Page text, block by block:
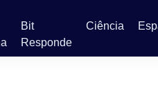
Bit
Responde
Ciência